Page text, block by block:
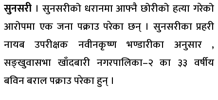
सुनसरी । सुनसरीको धरानमा आफ्नै छोरीको हत्या गरेको
आरोपमा एक जना पक्राउ परेका छन् । सुनसरीका प्रहरी
नायब उपरीक्षक नवीनकृष्ण भण्डारीका अनुसार ,
सङ्खुवासभा खाँदबारी नगरपालिका–२ का ३३ वर्षीय
बविन बराल पक्राउ परेका हुन् ।